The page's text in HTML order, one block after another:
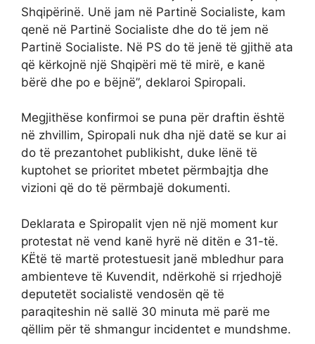
Shqipërinë. Unë jam në Partinë Socialiste, kam
qenë në Partinë Socialiste dhe do të jem në
Partinë Socialiste. Në PS do të jenë të gjithë ata
që kërkojnë një Shqipëri më të mirë, e kanë
bërë dhe po e bëjnë”, deklaroi Spiropali.
Megjithëse konfirmoi se puna për draftin është
në zhvillim, Spiropali nuk dha një datë se kur ai
do të prezantohet publikisht, duke lënë të
kuptohet se prioritet mbetet përmbajtja dhe
vizioni që do të përmbajë dokumenti.
Deklarata e Spiropalit vjen në një moment kur
protestat në vend kanë hyrë në ditën e 31-të.
KËtë të martë protestuesit janë mbledhur para
ambienteve të Kuvendit, ndërkohë si rrjedhojë
deputetët socialistë vendosën që të
paraqiteshin në sallë 30 minuta më parë me
qëllim për të shmangur incidentet e mundshme.